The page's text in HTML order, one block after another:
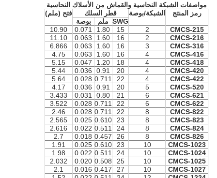
مواصفات الشبكة النحاسية والقماش من الأسلاك النحاسية
رمز المنتج
الشبكة/بوصة قطر السلك
فتح (ملم)
SWG ملم
بوصة
CMCS-215
2
15
1.80
0.071
10.90
CMCS-216
2
16
1.60
0.063
11.10
CMCS-316
3
16
1.60
0.063
6.866
CMCS-416
4
16
1.60
0.063
4.75
CMCS-418
4
18
1.20
0.047
5.15
CMCS-420
4
20
0.91
0.036
5.44
CMCS-422
4
22
0.711
0.028
5.64
CMCS-520
5
20
0.91
0.036
4.17
CMCS-621
6
21
0.80
0.031
3.433
CMCS-622
6
22
0.711
0.028
3.522
CMCS-822
8
22
0.711
0.028
2.46
CMCS-823
8
23
0.610
0.025
2.565
CMCS-824
8
24
0.511
0.022
2.616
CMCS-826
8
26
0.457
0.018
2.7
CMCS-1023
10
23
0.610
0.025
1.91
CMCS-1024
10
24
0.511
0.022
1.98
CMCS-1025
10
25
0.508
0.020
2.032
CMCS-1027
10
27
0.417
0.016
2.1